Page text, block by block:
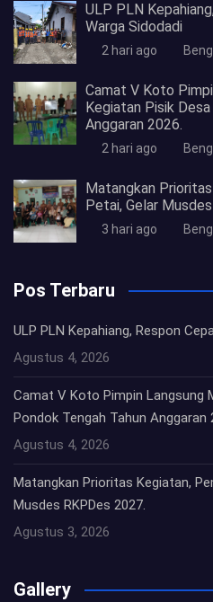
ULP PLN
Warga Sidodadi
2 hari ago
Camat V Koto
Kegiatan Pisik
Anggaran 2026.
2 hari ago
Matangkan
Petai, Gelar
3 hari ago
Pos Terbaru
ULP PLN Kepahiang, Respon
Agustus 4, 2026
Camat V Koto Pimpin Langsung
Pondok Tengah Tahun Anggaran
Agustus 4, 2026
Matangkan Prioritas Kegiatan,
Musdes RKPDes 2027.
Agustus 3, 2026
Gallery